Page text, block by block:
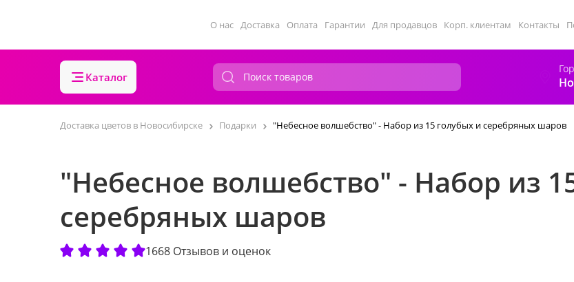
О нас Доставка Оплата Гарантии Для продавцов Корп. клиентам Контакты
Каталог
Доставка цветов в Новосибирске Подарки "Небесное волшебство" - Набор из 15 голубых и серебряных шаров
"Небесное волшебство" - Набор из
серебряных шаров
1668 Отзывов и оценок